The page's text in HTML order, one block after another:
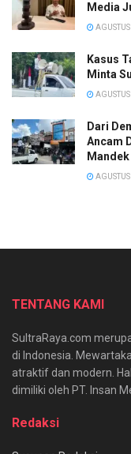
Media
Kasus
Minta
Dari
Ancam
Mandek
TENTANG KAMI
SultraRaya.com
di Indonesia.
atraktif dan modern.
dimiliki oleh PT. Insan
Redaksi